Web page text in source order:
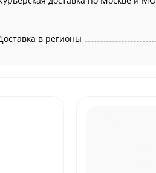
в регионы